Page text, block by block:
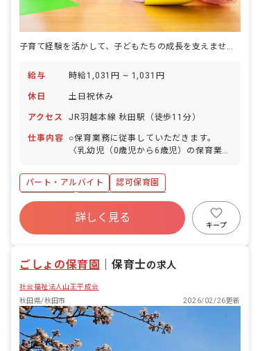
子育て経験を活かして、子どもたちの成長を支えませんか？温かい職場であなたの笑顔が輝きます。
給与 時給1,031円 ~ 1,031円
休日 土日祝休み
アクセス JR羽越本線 秋田駅（徒歩11分）
仕事内容
○保育業務に従事していただきます。
〈乳幼児（0歳児から6歳児）の保育業務
発達のサポート ・保護者に対する報告、
子育てに対するアドバイスなどのサポー
ト *子育て経験者が沢山います。子育て
中の方も大歓迎です。 *就労時間や日数
によって加入保険や休憩時間、有給休暇
の付与 日数が変わります。 *通勤手当は
含め、詳細は面接時にご説明いたしま
パート・アルバイト
認可保育園
土日祝休み
ボーナス・賞与あり
産休育休制度
社会福祉法人
車通勤可
詳しく見る
キープ
ごしょの保育園 ｜保育士の求人
社会福祉法人山王平成会
秋田県/秋田市
2026/02/26更新